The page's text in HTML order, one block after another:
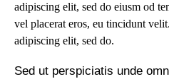
adipiscing elit, sed do eiusm od
vel placerat eros, eu tincidunt
adipiscing elit, sed do.
Sed ut perspiciatis unde